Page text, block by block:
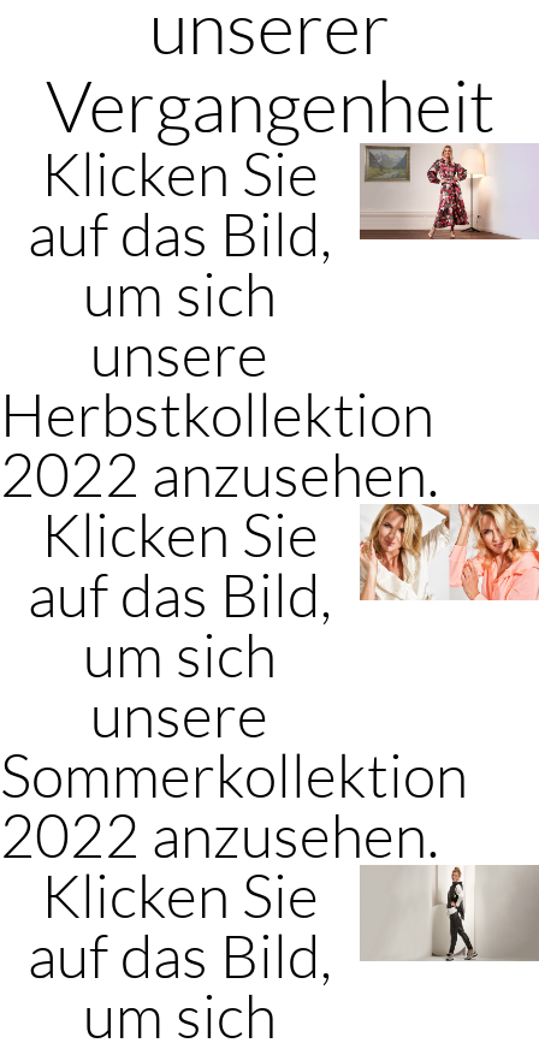
unserer
Vergangenheit
Klicken Sie
auf das Bild,
um sich
unsere
Herbstkollektion
2022 anzusehen.
Klicken Sie
auf das Bild,
um sich
unsere
Sommerkollektion
2022 anzusehen.
Klicken Sie
auf das Bild,
um sich